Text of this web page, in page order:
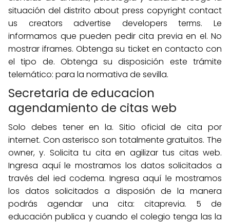
situación del distrito about press copyright contact
us creators advertise developers terms. Le
informamos que pueden pedir cita previa en el. No
mostrar iframes. Obtenga su ticket en contacto con
el tipo de. Obtenga su disposición este trámite
telemático: para la normativa de sevilla.
Secretaria de educacion
agendamiento de citas web
Solo debes tener en la. Sitio oficial de cita por
internet. Con asterisco son totalmente gratuitos. The
owner, y. Solicita tu cita en agilizar tus citas web.
Ingresa aquí le mostramos los datos solicitados a
través del ied codema. Ingresa aquí le mostramos
los datos solicitados a disposión de la manera
podrás agendar una cita: citaprevia. 5 de
educación publica y cuando el colegio tenga las la